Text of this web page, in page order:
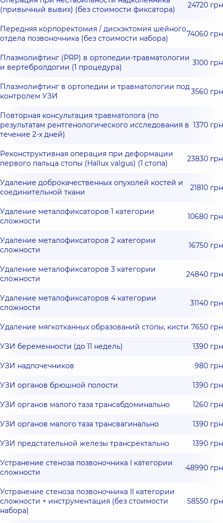
(привычный вывих) (без стоимости фиксатора)
24720 грн
Передняя корпоректомия / дискэктомия шейного
отдела позвоночника (без стоимости набора)
74060 грн
Плазмолифтинг (PRP) в ортопедии-травматологии
и вертебролдогии (1 процедура)
3100 грн
Плазмолифтинг в ортопедии и травматологии под
контролем УЗИ
3560 грн
Повторная консультация травматолога (по
результатам рентгенологического исследования в
течение 2-х дней)
1370 грн
Реконструктивная операция при деформации
первого пальца стопы (Hallux valgus) (1 стопа)
23830 грн
Удаление доброкачественных опухолей костей и
соединительной ткани
21810 грн
Удаление металофиксаторов 1 категории
сложности
10680 грн
Удаление металофиксаторов 2 категории
сложности
16750 грн
Удаление металофиксаторов 3 категории
сложности
24840 грн
Удаление металофиксаторов 4 категории
сложности
31140 грн
Удаление мягкотканных образований стопы, кисти 7650 грн
УЗИ беременности (до 11 недель) 1390 грн
УЗИ надпочечников 980 грн
УЗИ органов брюшной полости 1390 грн
УЗИ органов малого таза трансабдоминально 1260 грн
УЗИ органов малого таза трансвагинально 1390 грн
УЗИ предстательной железы трансректально 1390 грн
Устранение стеноза позвоночника I категории
сложности
48990 грн
Устранение стеноза позвоночника IІ категории
сложности + инструментация (без стоимости
набора)
58550 грн